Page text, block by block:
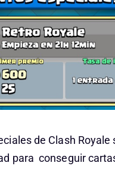
de Clash Royale
para conseguir